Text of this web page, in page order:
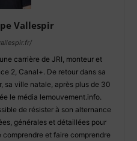
Vallespir
carrière de JRI, monteur et
2, Canal+. De retour dans sa
sa ville natale, après plus de 30
le média lemouvement.info.
de résister à son alternance
générales et détaillées pour
et faire comprendre